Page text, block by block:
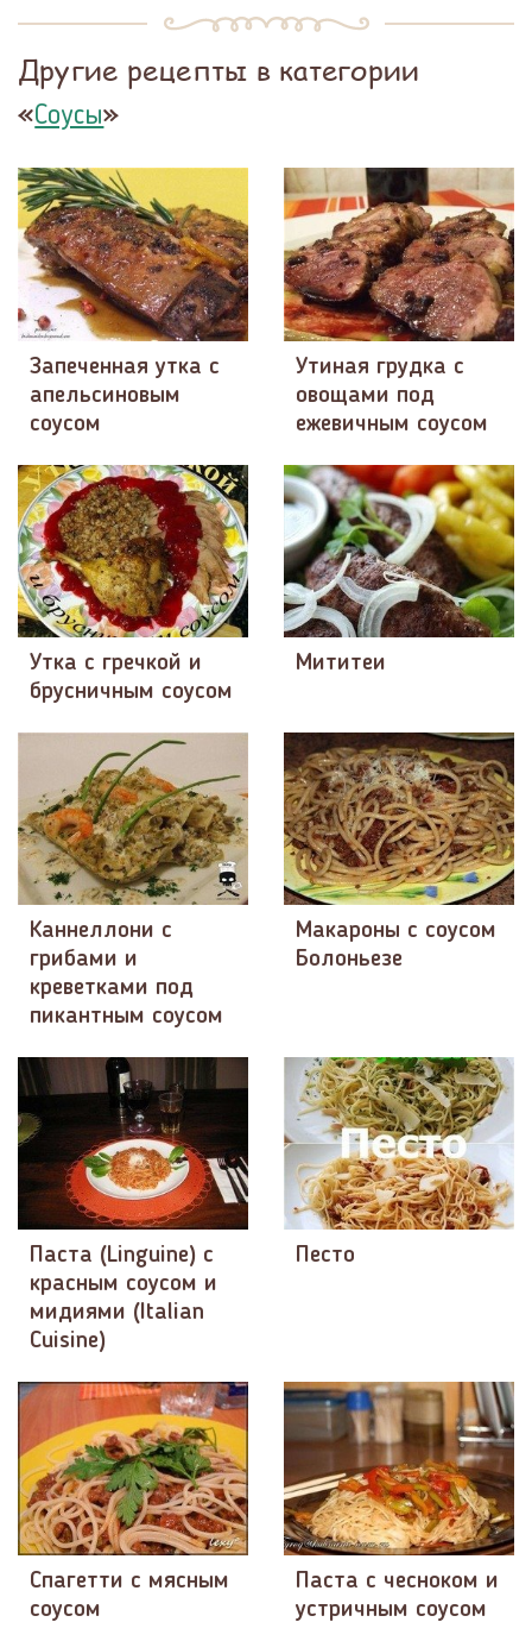
Другие рецепты в категории
«Соусы»
Запеченная утка с
апельсиновым
соусом
Утиная грудка с
овощами под
ежевичным соусом
Утка с гречкой и
брусничным соусом
Мититеи
Каннеллони с
грибами и
креветками под
пикантным соусом
Макароны с соусом
Болоньезе
Паста (Linguine) с
красным соусом и
мидиями (Italian
Cuisine)
Песто
Спагетти с мясным
соусом
Паста с чесноком и
устричным соусом